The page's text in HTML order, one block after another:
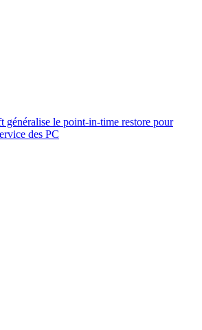
généralise le point-in-time restore pour
des PC